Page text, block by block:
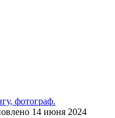
фотограф.
14 июня 2024